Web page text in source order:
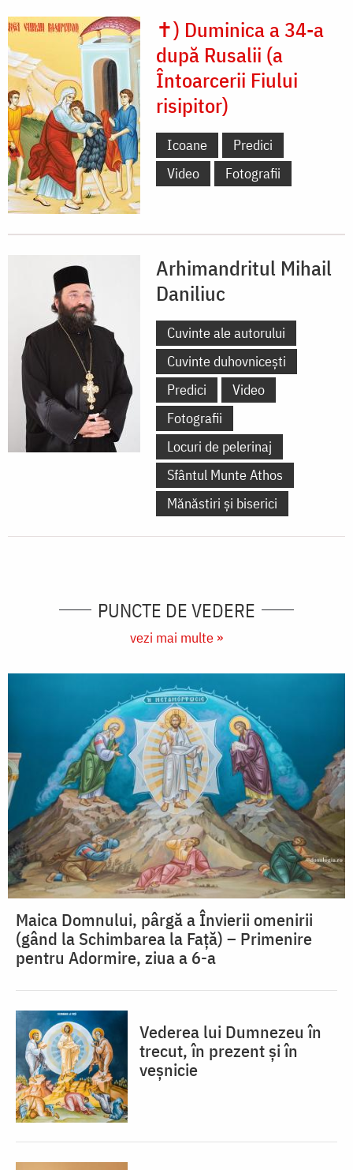
✝) Duminica a 34-a
după Rusalii (a
Întoarcerii Fiului
risipitor)
Icoane
Predici
Video
Fotografii
Arhimandritul Mihail
Daniliuc
Cuvinte ale autorului
Cuvinte duhovnicești
Predici
Video
Fotografii
Locuri de pelerinaj
Sfântul Munte Athos
Mănăstiri și biserici
PUNCTE DE VEDERE
vezi mai multe »
Maica Domnului, pârgă a Învierii omenirii
(gând la Schimbarea la Față) – Primenire
pentru Adormire, ziua a 6-a
Vederea lui Dumnezeu în
trecut, în prezent și în
veșnicie